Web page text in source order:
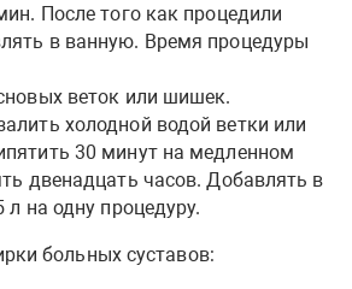
После того как процедили
в ванную. Время процедуры
веток или шишек.
холодной водой ветки или
30 минут на медленном
двенадцать часов. Добавлять в
л на одну процедуру.
больных суставов: